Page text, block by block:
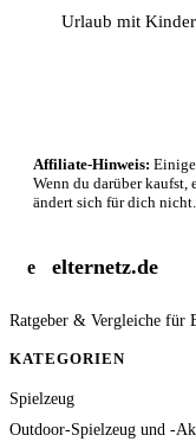
Urlaub mit
Affiliate-Hinweis:
Wenn du darüber kaufst,
ändert sich für dich
e elternetz.de
Ratgeber & Vergleiche für
KATEGORIEN
Spielzeug
Outdoor-Spielzeug und -